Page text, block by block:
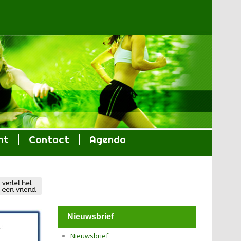
Contact
Agenda
Nieuwsbrief
Nieuwsbrief